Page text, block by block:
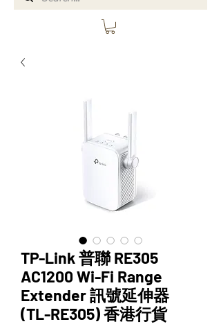
TP-Link 普聯 RE305
AC1200 Wi-Fi Range
Extender 訊號延伸器
(TL-RE305) 香港行貨